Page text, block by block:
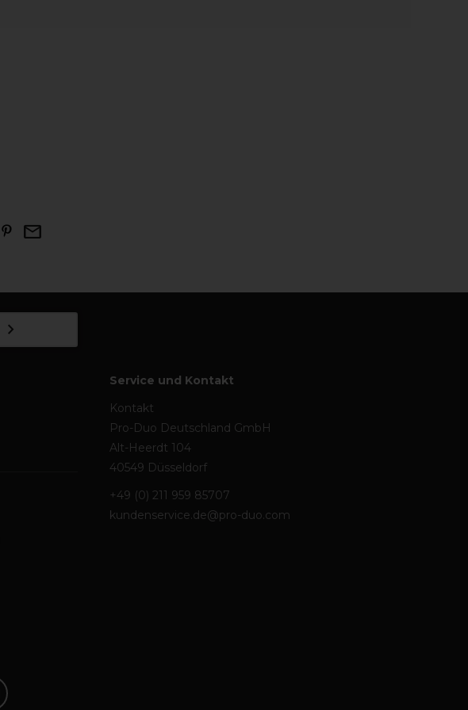
Service und Kontakt
Kontakt
Pro-Duo Deutschland GmbH
Alt-Heerdt 104
40549 Düsseldorf
+49 (0) 211 959 85707
kundenservice.de@pro-duo.com